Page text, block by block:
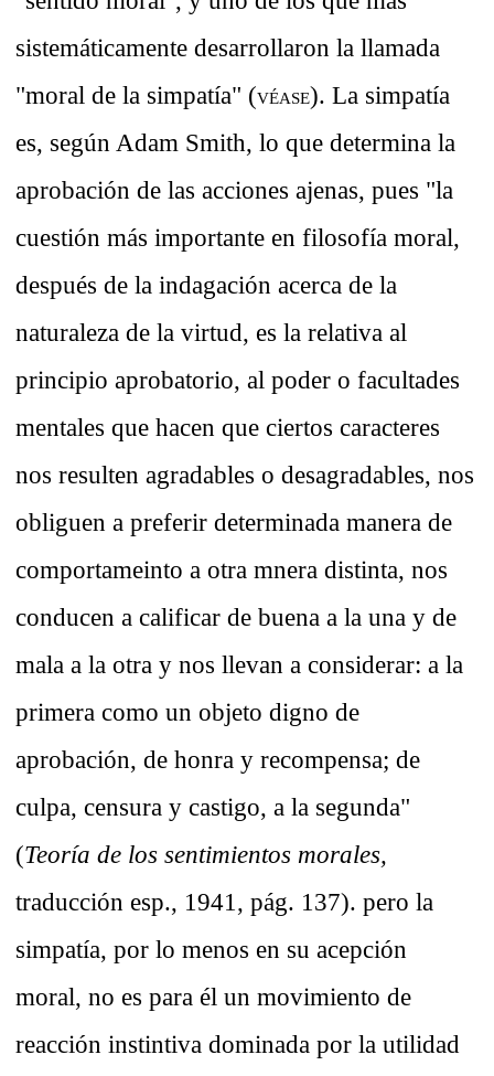
sistemáticamente desarrollaron la llamada
"moral de la simpatía" (VÉASE). La simpatía
es, según Adam Smith, lo que determina la
aprobación de las acciones ajenas, pues "la
cuestión más importante en filosofía moral,
después de la indagación acerca de la
naturaleza de la virtud, es la relativa al
principio aprobatorio, al poder o facultades
mentales que hacen que ciertos caracteres
nos resulten agradables o desagradables, nos
obliguen a preferir determinada manera de
comportameinto a otra mnera distinta, nos
conducen a calificar de buena a la una y de
mala a la otra y nos llevan a considerar: a la
primera como un objeto digno de
aprobación, de honra y recompensa; de
culpa, censura y castigo, a la segunda"
(Teoría de los sentimientos morales,
traducción esp., 1941, pág. 137). pero la
simpatía, por lo menos en su acepción
moral, no es para él un movimiento de
reacción instintiva dominada por la utilidad